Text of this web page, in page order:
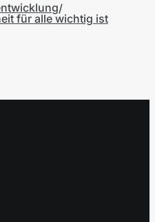
für alle wichtig ist